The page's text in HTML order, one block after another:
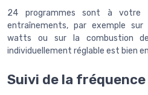
24 programmes sont à votre
entraînements, par exemple
watts ou sur la combustion
individuellement réglable est bien
Suivi de la